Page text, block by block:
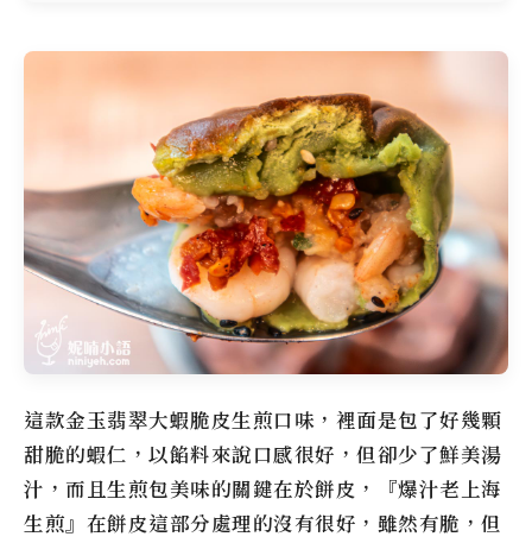
這款金玉翡翠大蝦脆皮生煎口味，裡面是包了好幾顆
甜脆的蝦仁，以餡料來說口感很好，但卻少了鮮美湯
汁，而且生煎包美味的關鍵在於餅皮，『爆汁老上海
生煎』在餅皮這部分處理的沒有很好，雖然有脆，但